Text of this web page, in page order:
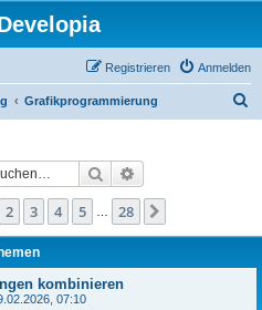
Anmelden
Registrieren
Grafikprogrammierung
Suche
1von 28
2 3 4 5 28
kombinieren
07:10